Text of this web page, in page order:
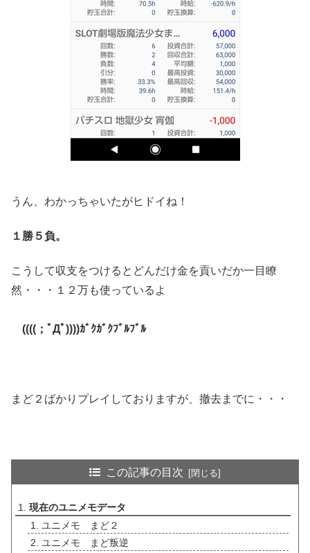
うん、わかっちゃいたがヒドイね！
１勝５負。
こうして収支をつけるとどんだけ金を貢いだか一目瞭
然・・・１２万も使っているよ
((((；ﾟДﾟ))))ｶﾞｸｶﾞｸﾌﾞﾙﾌﾞﾙ
まど２ばかりプレイしておりますが、撤去までに・・・
この記事の目次
現在のユニメモデータ
ユニメモ まど２
ユニメモ まど叛逆